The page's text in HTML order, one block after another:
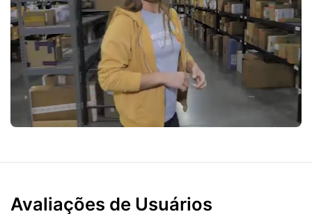
Avaliações de Usuários